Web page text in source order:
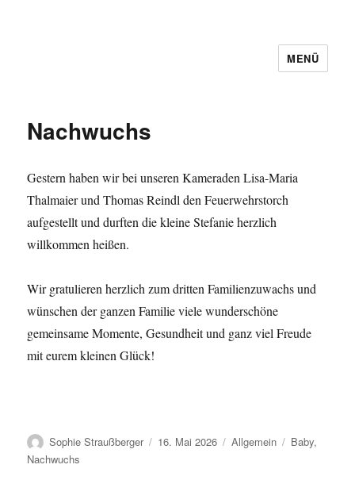
MENÜ
Nachwuchs
Gestern haben wir bei unseren Kameraden Lisa-Maria
Thalmaier und Thomas Reindl den Feuerwehrstorch
aufgestellt und durften die kleine Stefanie herzlich
willkommen heißen.
Wir gratulieren herzlich zum dritten Familienzuwachs und
wünschen der ganzen Familie viele wunderschöne
gemeinsame Momente, Gesundheit und ganz viel Freude
mit eurem kleinen Glück!
Autor
Sophie Straußberger
Veröffentlicht
16. Mai 2026 Kategorien
Allgemein Schlagwörter
Baby,
Nachwuchs